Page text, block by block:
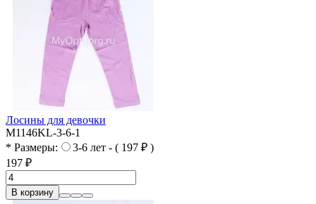
Лосины для девочки
M1146KL-3-6-1
* Размеры:
3-6 лет - ( 197 ₽ )
197 ₽
В корзину